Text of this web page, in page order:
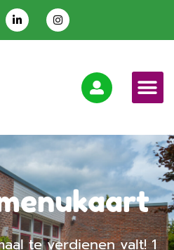
te verdienen valt! 1